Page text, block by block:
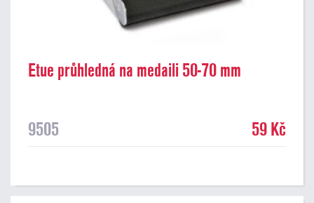
Etue průhledná na medaili 50-70 mm
9505 59 Kč